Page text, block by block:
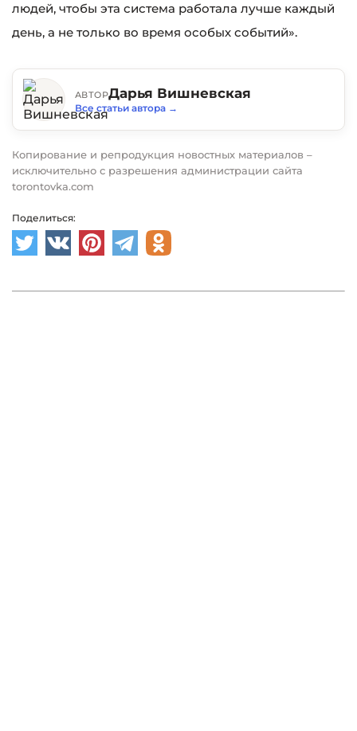
людей, чтобы эта система работала лучше каждый
день, а не только во время особых событий».
АВТОРДарья Вишневская
Все статьи автора →
Копирование и репродукция новостных материалов –
исключительно с разрешения администрации сайта
torontovka.com
Поделиться: